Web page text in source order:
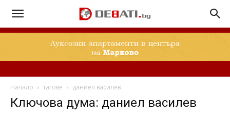
Начало тагове даниел василев
Ключова дума: даниел василев